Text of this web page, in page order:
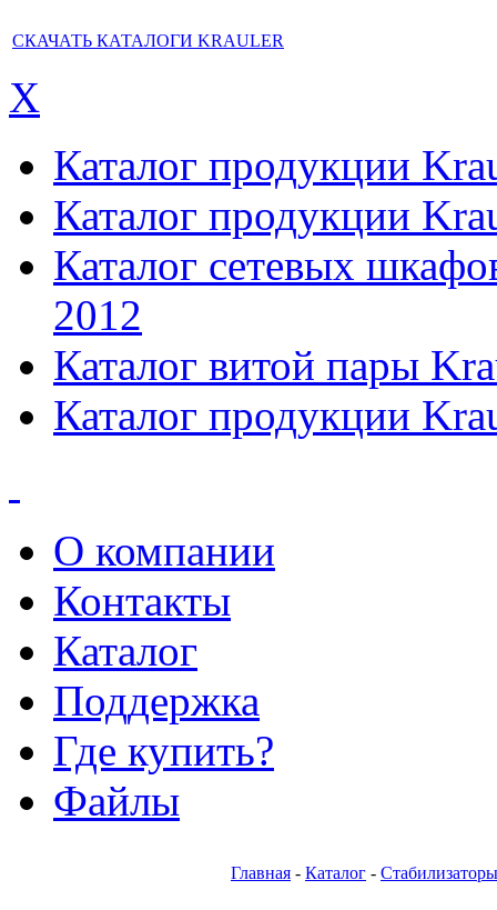
СКАЧАТЬ КАТАЛОГИ KRAULER
X
Каталог продукции
Каталог продукции
Каталог сетевых
2012
Каталог витой пары
Каталог продукции
О компании
Контакты
Каталог
Поддержка
Где купить?
Файлы
Главная - Каталог -